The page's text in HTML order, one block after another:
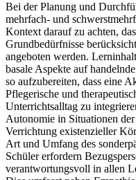
Bei der Planung und
mehrfach- und
Kontext darauf zu achten,
Grundbedürfnisse
angeboten werden.
basale Aspekte auf
so aufzubereiten, dass eine
Pflegerische und
Unterrichtsalltag zu
Autonomie in Situationen
Verrichtung existenzieller
Art und Umfang des
Schüler erfordern
verantwortungsvoll in allen